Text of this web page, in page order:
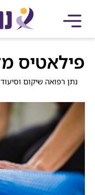
פילאטיס
נתן רפואה שיקום וסיעוד